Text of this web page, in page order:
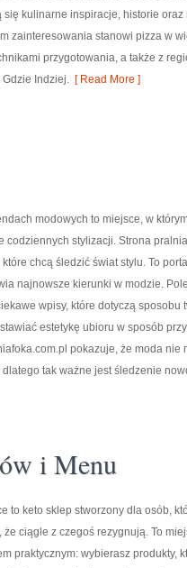
się kulinarne inspiracje, historie
zainteresowania stanowi pizza w
przygotowania, a także z
Indziej. [ Read More ]
modowych to miejsce, w
codziennych stylizacji. Strona
chcą śledzić świat stylu. To
najnowsze kierunki w modzie.
wpisy, które dotyczą
estetykę ubioru w sposób
pokazuje, że moda nie
tak ważne jest śledzenie
i Menu
to keto sklep stworzony dla osób,
że ciągle z czegoś rezygnują. To
praktycznym: wybierasz produkty,